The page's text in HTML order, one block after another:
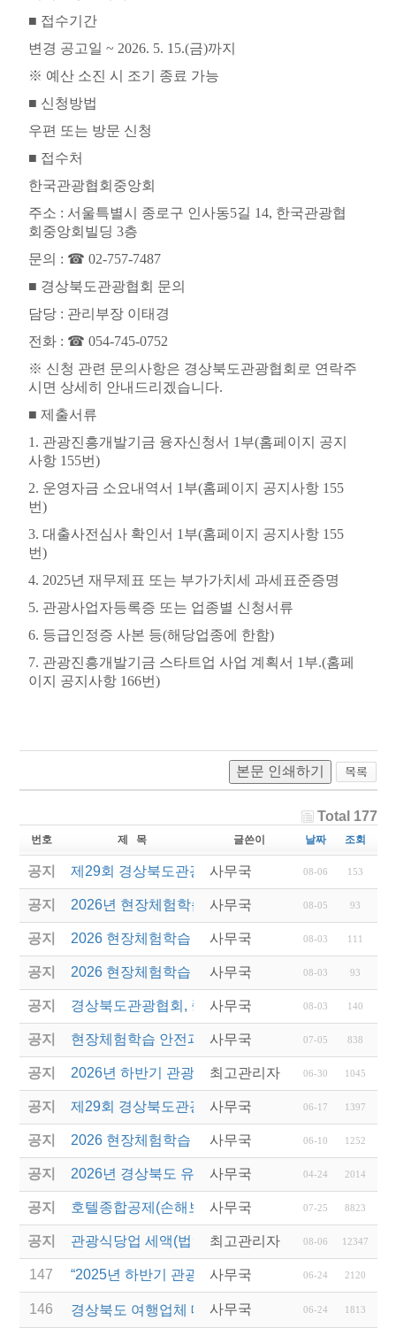
■ 접수기간
변경 공고일 ~ 2026. 5. 15.(금)까지
※ 예산 소진 시 조기 종료 가능
■ 신청방법
우편 또는 방문 신청
■ 접수처
한국관광협회중앙회
주소 : 서울특별시 종로구 인사동5길 14, 한국관광협
회중앙회빌딩 3층
문의 : ☎ 02-757-7487
■ 경상북도관광협회 문의
담당 : 관리부장 이태경
전화 : ☎ 054-745-0752
※ 신청 관련 문의사항은 경상북도관광협회로 연락주
시면 상세히 안내드리겠습니다.
■ 제출서류
1. 관광진흥개발기금 융자신청서 1 부(홈페이지 공지
사항 155번)
2. 운영자금 소요내역서 1 부(홈페이지 공지사항 155
번)
3. 대출사전심사 확인서 1 부(홈페이지 공지사항 155
번)
4. 2025년 재무제표 또는 부가가치세 과세표준증명
5. 관광사업자등록증 또는 업종별 신청서류
6. 등급인정증 사본 등(해당업종에 한함)
7. 관광진흥개발기금 스타트업 사업 계획서 1 부.(홈페
이지 공지사항 166번)
본문 인쇄하기
Total 177
번호 제 목 글쓴이 날짜 조회
공지 제29회 경상북도관광기념품공모전 결과발표
사무국 08-06 153
공지 2026년 현장체험학습 안전과정(신규.재강습) 교육
사무국 08-05 93
공지 2026 현장체험학습 안전과정 교육(신규. 재강습)
사무국 08-03 111
공지 2026 현장체험학습 안전과정(신규. 재강습) 교육 성
사무국 08-03 93
공지 경상북도관광협회, 중국 단동 해외여행상품 개발 팸
사무국 08-03 140
공지 현장체험학습 안전과정(신규/재강습) 안내
사무국 07-05 838
공지 2026년 하반기 관광진흥개발기금 융자 시행 안내
최고관리자 06-30 1045
공지 제29회 경상북도관광기념품공모전 개최
사무국 06-17 1397
공지 2026 현장체험학습 안전과정(신규.재강습)
사무국 06-10 1252
공지 2026년 경상북도 유니크베뉴를 활용한 MICE행사
사무국 04-24 2014
공지 호텔종합공제(손해보험) 서비스 안내
사무국 07-25 8823
공지 관광식당업 세액(법인세 및 소득세)감면 제도 안내
최고관리자 08-06 12347
147 “2025년 하반기 관광진흥개발기금” 융자 관련 설명
사무국 06-24 2120
146 경상북도 여행업체 대상 울릉도 ․ 독도 팸투어 안내
사무국 06-24 1813